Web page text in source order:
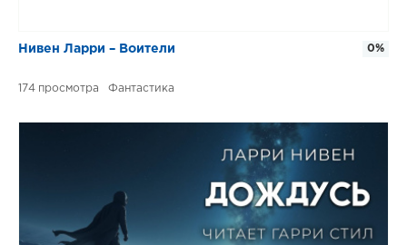
Нивен Ларри – Воители
174 Фантастика
0%